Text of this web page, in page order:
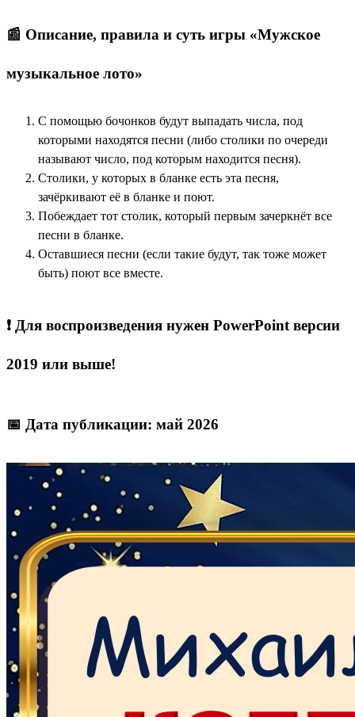
📰 Описание, правила и суть игры «Мужское
музыкальное лото»
С помощью бочонков будут выпадать числа, под
которыми находятся песни (либо столики по очереди
называют число, под которым находится песня).
Столики, у которых в бланке есть эта песня,
зачёркивают её в бланке и поют.
Побеждает тот столик, который первым зачеркнёт все
песни в бланке.
Оставшиеся песни (если такие будут, так тоже может
быть) поют все вместе.
❗ Для воспроизведения нужен PowerPoint версии
2019 или выше!
📅 Дата публикации: май 2026